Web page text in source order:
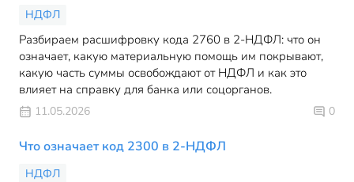
НДФЛ
Разбираем расшифровку кода 2760 в 2-НДФЛ: что он
означает, какую материальную помощь им покрывают,
какую часть суммы освобождают от НДФЛ и как это
влияет на справку для банка или соцорганов.
11.05.2026 0
Что означает код 2300 в 2-НДФЛ
НДФЛ